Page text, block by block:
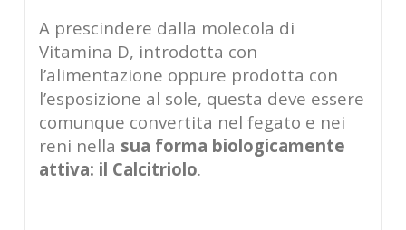
A prescindere dalla molecola di
Vitamina D, introdotta con
l’alimentazione oppure prodotta con
l’esposizione al sole, questa deve essere
comunque convertita nel fegato e nei
reni nella sua forma biologicamente
attiva: il Calcitriolo.